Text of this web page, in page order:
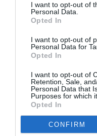
I want to opt-out of
Personal Data.
Opted In
I want to opt-out of
Personal Data for
Opted In
I want to opt-out of
Retention, Sale,
Personal Data that
Purposes for which
Opted In
CONFIRM
Ντραπέ μαγιό
Το ντραπέ μαγιό
κοιλιάς»,
ολόσωμα σχέδια.